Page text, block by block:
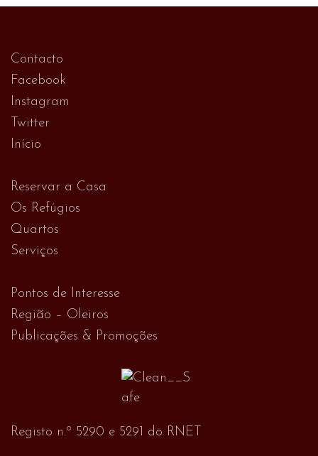
Contacto
Facebook
Instagram
Twitter
Início
Reservar a Casa
Os Refúgios
Quartos
Serviços
Pontos de Interesse
Região – Oleiros
Publicações & Promoções
Registo n.º 5290 e 5291 do RNET